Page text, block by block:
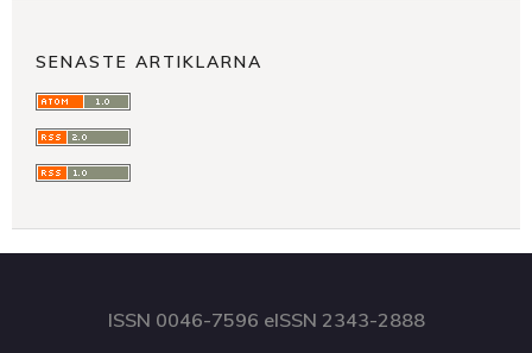
SENASTE ARTIKLARNA
ISSN 0046-7596 eISSN 2343-2888